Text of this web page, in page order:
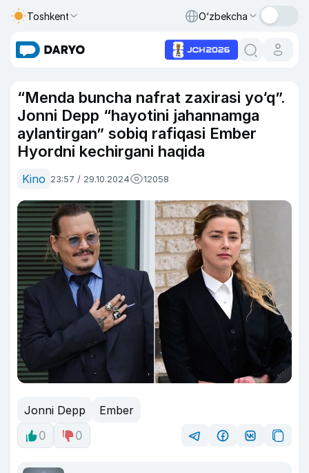
Toshkent O‘zbekcha
“Menda buncha nafrat zaxirasi yo‘q”.
Jonni Depp “hayotini jahannamga
aylantirgan” sobiq rafiqasi Ember
Hyordni kechirgani haqida
Kino 23:57 / 29.10.2024 12058
Jonni Depp
Ember
0
0